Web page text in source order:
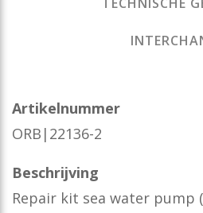
Artikelnummer
ORB|22136-2
Beschrijving
Repair kit sea water pump